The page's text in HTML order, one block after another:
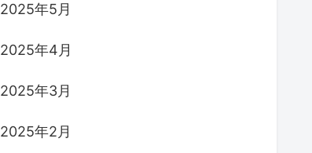
2025年5月
2025年4月
2025年3月
2025年2月